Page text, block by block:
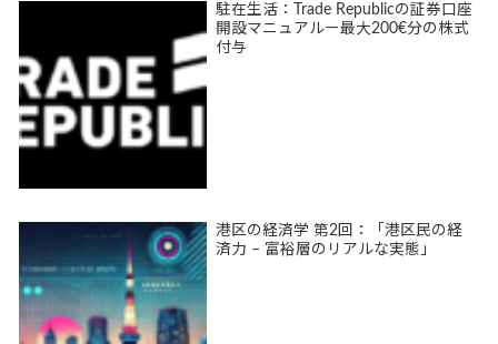
駐在生活：Trade Republicの証券口座
開設マニュアルー最大200€分の株式
付与
港区の経済学 第2回：「港区民の経
済力 – 富裕層のリアルな実態」